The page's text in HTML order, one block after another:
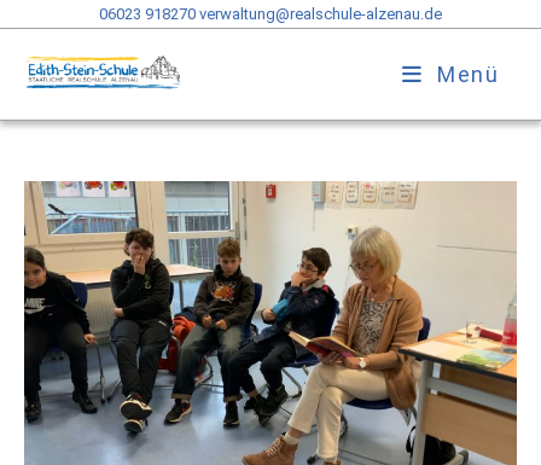
06023 918270 verwaltung@realschule-alzenau.de
Menü